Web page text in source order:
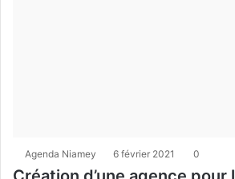
Agenda Niamey 6 février 2021 0